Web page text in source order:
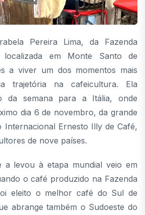
Pereira Lima, da Fazenda
localizada em Monte Santo de
a viver um dos momentos mais
trajetória na cafeicultura. Ela
da semana para a Itália, onde
dia 6 de novembro, da grande
Internacional Ernesto Illy de Café,
de nove países.
a levou à etapa mundial veio em
o café produzido na Fazenda
eleito o melhor café do Sul de
abrange também o Sudoeste do